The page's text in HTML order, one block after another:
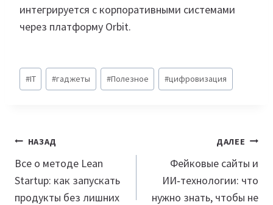
интегрируется с корпоративными системами
через платформу Orbit.
Метки
записи:
#IT #гаджеты #Полезное #цифровизация
Навигация
по
записям
НАЗАД
Все о методе Lean
Startup: как запускать
продукты без лишних
ДАЛЕЕ
Фейковые сайты и
ИИ‑технологии: что
нужно знать, чтобы не